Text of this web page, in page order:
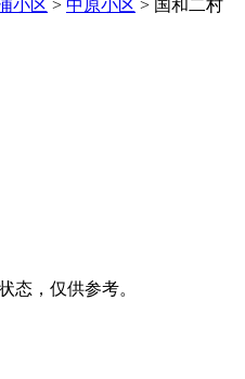
小区 > 中原小区 > 国和二村
态，仅供参考。